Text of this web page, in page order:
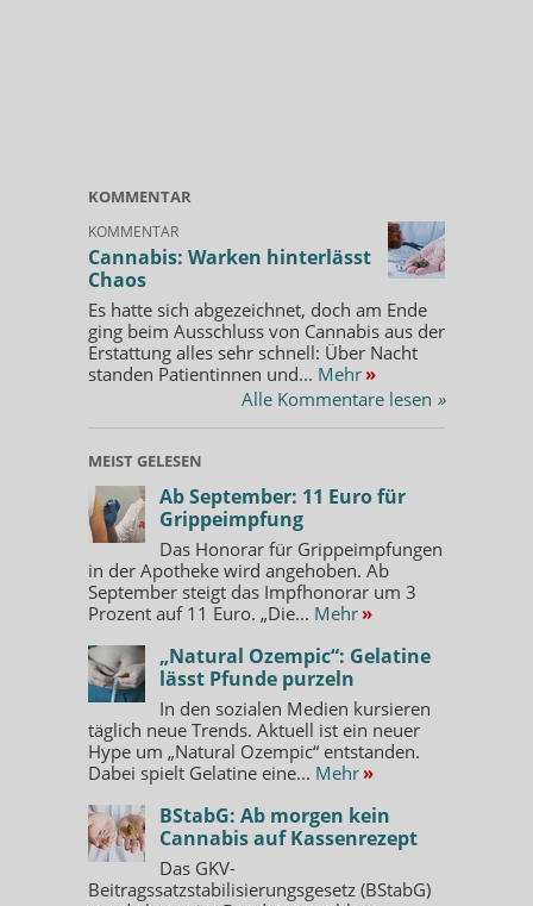
KOMMENTAR
KOMMENTAR
Cannabis: Warken hinterlässt
Chaos
Es hatte sich abgezeichnet, doch am Ende
ging beim Ausschluss von Cannabis aus der
Erstattung alles sehr schnell: Über Nacht
standen Patientinnen und... Mehr »
Alle Kommentare lesen »
MEIST GELESEN
Ab September: 11 Euro für
Grippeimpfung
Das Honorar für Grippeimpfungen
in der Apotheke wird angehoben. Ab
September steigt das Impfhonorar um 3
Prozent auf 11 Euro. „Die... Mehr »
„Natural Ozempic“: Gelatine
lässt Pfunde purzeln
In den sozialen Medien kursieren
täglich neue Trends. Aktuell ist ein neuer
Hype um „Natural Ozempic“ entstanden.
Dabei spielt Gelatine eine... Mehr »
BStabG: Ab morgen kein
Cannabis auf Kassenrezept
Das GKV-
Beitragssatzstabilisierungsgesetz (BStabG)